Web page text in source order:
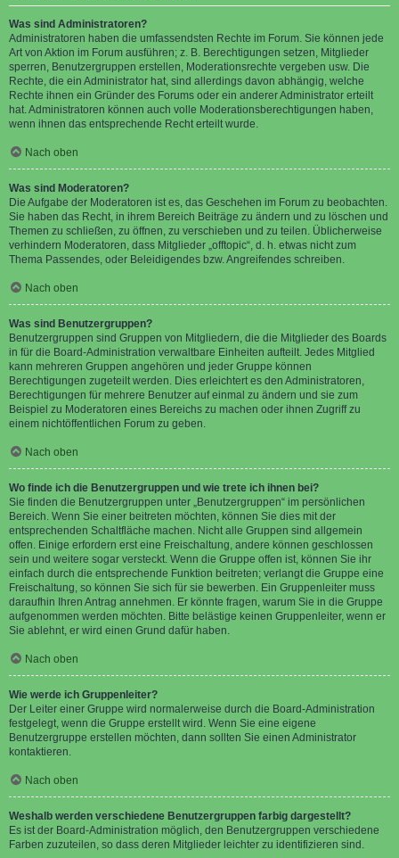
Was sind Administratoren?
Administratoren haben die umfassendsten Rechte im Forum. Sie können jede
Art von Aktion im Forum ausführen; z. B. Berechtigungen setzen, Mitglieder
sperren, Benutzergruppen erstellen, Moderationsrechte vergeben usw. Die
Rechte, die ein Administrator hat, sind allerdings davon abhängig, welche
Rechte ihnen ein Gründer des Forums oder ein anderer Administrator erteilt
hat. Administratoren können auch volle Moderationsberechtigungen haben,
wenn ihnen das entsprechende Recht erteilt wurde.
Nach oben
Was sind Moderatoren?
Die Aufgabe der Moderatoren ist es, das Geschehen im Forum zu beobachten.
Sie haben das Recht, in ihrem Bereich Beiträge zu ändern und zu löschen und
Themen zu schließen, zu öffnen, zu verschieben und zu teilen. Üblicherweise
verhindern Moderatoren, dass Mitglieder „offtopic“, d. h. etwas nicht zum
Thema Passendes, oder Beleidigendes bzw. Angreifendes schreiben.
Nach oben
Was sind Benutzergruppen?
Benutzergruppen sind Gruppen von Mitgliedern, die die Mitglieder des Boards
in für die Board-Administration verwaltbare Einheiten aufteilt. Jedes Mitglied
kann mehreren Gruppen angehören und jeder Gruppe können
Berechtigungen zugeteilt werden. Dies erleichtert es den Administratoren,
Berechtigungen für mehrere Benutzer auf einmal zu ändern und sie zum
Beispiel zu Moderatoren eines Bereichs zu machen oder ihnen Zugriff zu
einem nichtöffentlichen Forum zu geben.
Nach oben
Wo finde ich die Benutzergruppen und wie trete ich ihnen bei?
Sie finden die Benutzergruppen unter „Benutzergruppen“ im persönlichen
Bereich. Wenn Sie einer beitreten möchten, können Sie dies mit der
entsprechenden Schaltfläche machen. Nicht alle Gruppen sind allgemein
offen. Einige erfordern erst eine Freischaltung, andere können geschlossen
sein und weitere sogar versteckt. Wenn die Gruppe offen ist, können Sie ihr
einfach durch die entsprechende Funktion beitreten; verlangt die Gruppe eine
Freischaltung, so können Sie sich für sie bewerben. Ein Gruppenleiter muss
daraufhin Ihren Antrag annehmen. Er könnte fragen, warum Sie in die Gruppe
aufgenommen werden möchten. Bitte belästige keinen Gruppenleiter, wenn er
Sie ablehnt, er wird einen Grund dafür haben.
Nach oben
Wie werde ich Gruppenleiter?
Der Leiter einer Gruppe wird normalerweise durch die Board-Administration
festgelegt, wenn die Gruppe erstellt wird. Wenn Sie eine eigene
Benutzergruppe erstellen möchten, dann sollten Sie einen Administrator
kontaktieren.
Nach oben
Weshalb werden verschiedene Benutzergruppen farbig dargestellt?
Es ist der Board-Administration möglich, den Benutzergruppen verschiedene
Farben zuzuteilen, so dass deren Mitglieder leichter zu identifizieren sind.